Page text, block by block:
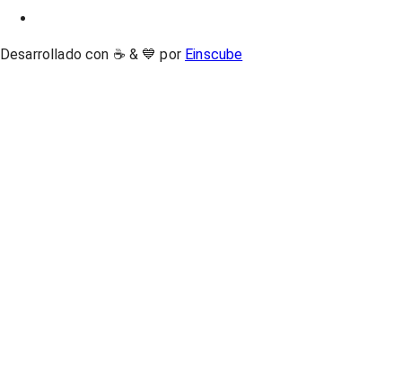
Desarrollado con ☕ & 💙 por Einscube